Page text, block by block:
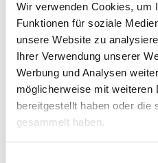
Wir verwenden Cookies, um
Funktionen für soziale
unsere Website zu
Ihrer Verwendung unserer
Werbung und Analysen
möglicherweise mit weiteren
bereitgestellt haben oder die
gesammelt haben.
die Zwischensparrendämmung
Zwischensparrendämmung